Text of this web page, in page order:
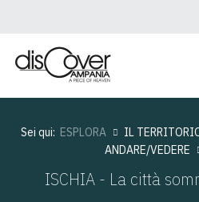
Sei qui: ESPLORA IL
ANDARE/VEDERE
ISCHIA - La città